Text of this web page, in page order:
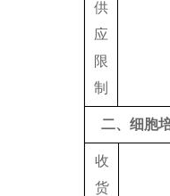
供
应
限
制
二、细胞
收
货